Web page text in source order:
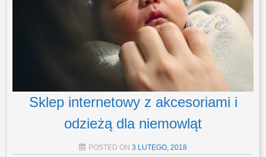
Sklep internetowy z akcesoriami i
odzieżą dla niemowląt
POSTED ON 3 LUTEGO, 2018